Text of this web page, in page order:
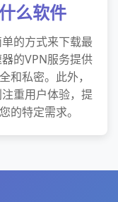
么软件
的方式来下载最
的VPN服务提供
和私密。此外，
重用户体验，提
的特定需求。